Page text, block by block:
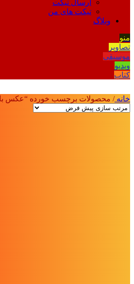
ارسال تیکت
تیکت های من
وبلاگ
منو
تصاویر
موسیقی
ویدیو
کتاب
خانه/ محصولات برچسب خورده “عکس